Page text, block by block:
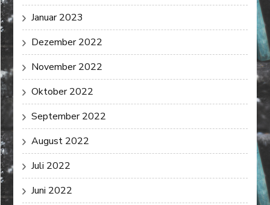
Januar 2023
Dezember 2022
November 2022
Oktober 2022
September 2022
August 2022
Juli 2022
Juni 2022